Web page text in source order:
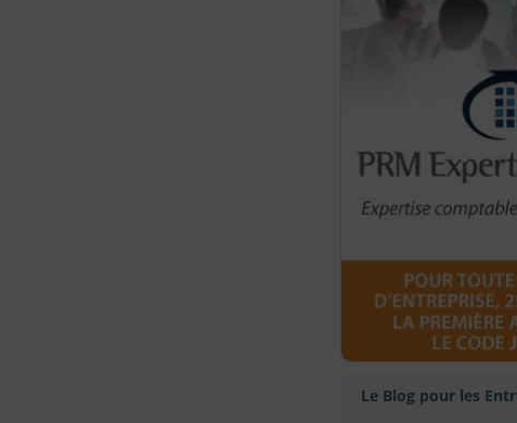
Le Blog pour les